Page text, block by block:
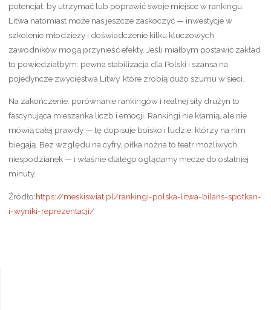
potencjał, by utrzymać lub poprawić swoje miejsce w rankingu.
Litwa natomiast może nas jeszcze zaskoczyć — inwestycje w
szkolenie młodzieży i doświadczenie kilku kluczowych
zawodników mogą przynieść efekty. Jeśli miałbym postawić zakład
to powiedziałbym: pewna stabilizacja dla Polski i szansa na
pojedyncze zwycięstwa Litwy, które zrobią dużo szumu w sieci.
Na zakończenie: porównanie rankingów i realnej siły drużyn to
fascynująca mieszanka liczb i emocji. Rankingi nie kłamią, ale nie
mówią całej prawdy — tę dopisuje boisko i ludzie, którzy na nim
biegają. Bez względu na cyfry, piłka nożna to teatr możliwych
niespodzianek — i właśnie dlatego oglądamy mecze do ostatniej
minuty.
Źródło:https://meskiswiat.pl/rankingi-polska-litwa-bilans-spotkan-
i-wyniki-reprezentacji/